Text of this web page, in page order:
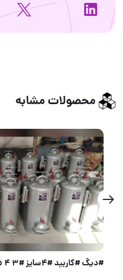
محصولات مشابه
#دیگ #کاربید #۴سایز #۳ ۴ ۵ ۶ #کیلو